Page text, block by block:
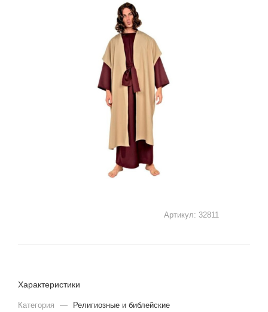
Артикул: 32811
Характеристики
Категория —
Религиозные и библейские